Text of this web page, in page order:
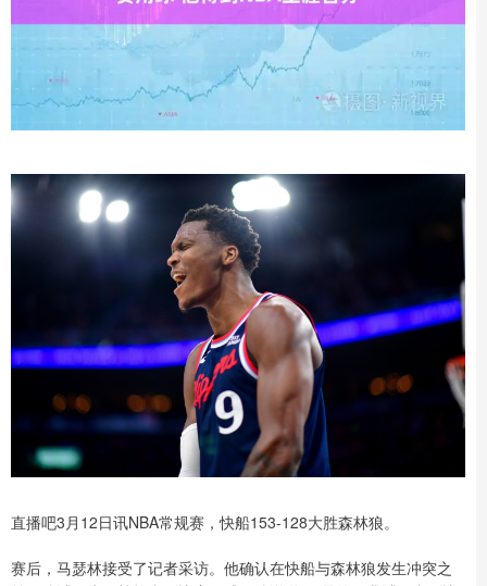
直播吧3月12日讯NBA常规赛，快船153-128大胜森林狼。
赛后，马瑟林接受了记者采访。他确认在快船与森林狼发生冲突之